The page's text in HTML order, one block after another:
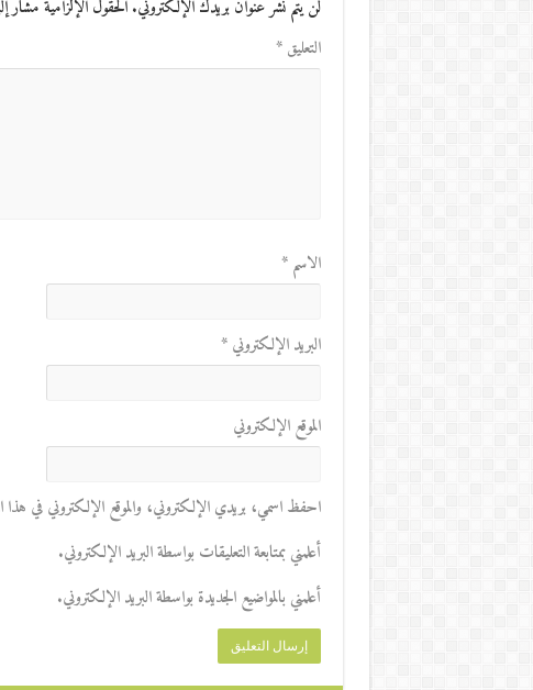
لن يتم نشر عنوان بريدك الإلكتروني. الحقول الإلزامية مشار
التعليق*
الاسم*
البريد الإلكتروني*
الموقع الإلكتروني
احفظ اسمي، بريدي الإلكتروني، والموقع الإلكتروني في هذا
أعلمني بمتابعة التعليقات بواسطة البريد الإلكتروني.
أعلمني بالمواضيع الجديدة بواسطة البريد الإلكتروني.